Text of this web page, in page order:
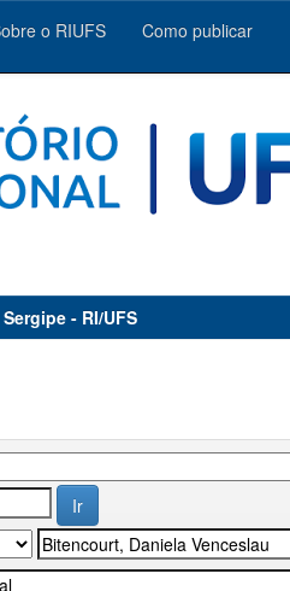
o RIUFS Como publicar
- RI/UFS